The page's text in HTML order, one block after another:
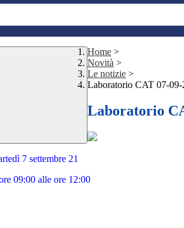
Home >
Novità >
Le notizie >
Laboratorio CAT 07-09-
Laboratorio
7 settembre 21
09:00 alle ore 12:00